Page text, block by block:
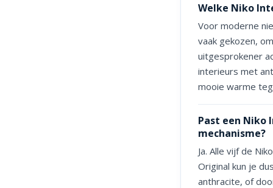
Welke Niko
Voor moderne
vaak gekozen,
uitgesprokener
interieurs met
mooie warme
Past een Niko
mechanisme?
Ja. Alle vijf de
Original kun je
anthracite, of